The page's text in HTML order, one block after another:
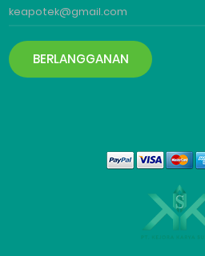
BERLANGGANAN